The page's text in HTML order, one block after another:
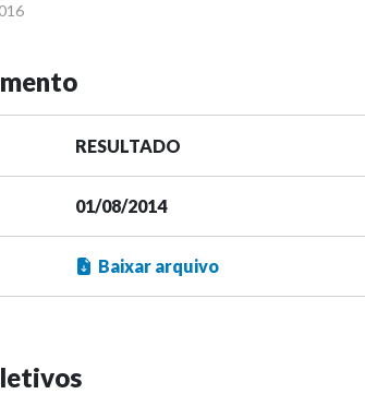
RESULTADO
01/08/2014
Baixar arquivo